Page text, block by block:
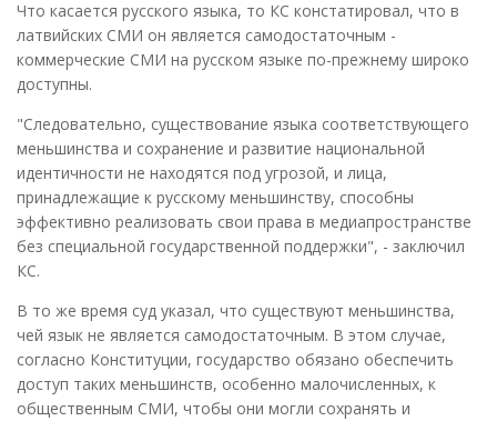
Что касается русского языка, то КС констатировал, что в
латвийских СМИ он является самодостаточным -
коммерческие СМИ на русском языке по-прежнему широко
доступны.
"Следовательно, существование языка соответствующего
меньшинства и сохранение и развитие национальной
идентичности не находятся под угрозой, и лица,
принадлежащие к русскому меньшинству, способны
эффективно реализовать свои права в медиапространстве
без специальной государственной поддержки", - заключил
КС.
В то же время суд указал, что существуют меньшинства,
чей язык не является самодостаточным. В этом случае,
согласно Конституции, государство обязано обеспечить
доступ таких меньшинств, особенно малочисленных, к
общественным СМИ, чтобы они могли сохранять и